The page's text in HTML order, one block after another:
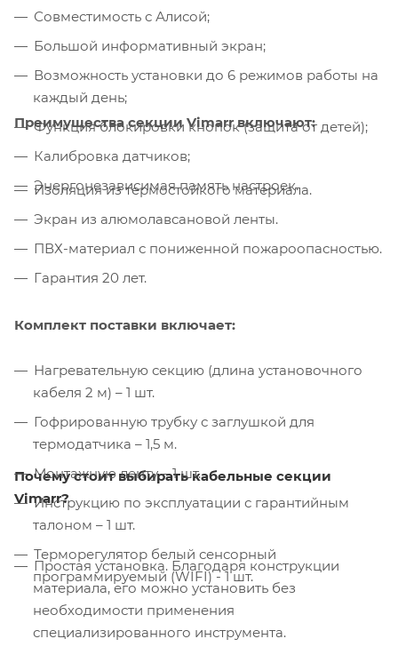
Совместимость с Алисой;
Большой информативный экран;
Возможность установки до 6 режимов работы на
каждый день;
Функция блокировки кнопок (защита от детей);
Калибровка датчиков;
Энергонезависимая память настроек.
Преимущества секции Vimarr включают:
Изоляция из термостойкого материала.
Экран из алюмолавсановой ленты.
ПВХ-материал с пониженной пожароопасностью.
Гарантия 20 лет.
Комплект поставки включает:
Нагревательную секцию (длина установочного
кабеля 2 м) – 1 шт.
Гофрированную трубку с заглушкой для
термодатчика – 1,5 м.
Монтажную ленту – 1 шт.
Инструкцию по эксплуатации с гарантийным
талоном – 1 шт.
Терморегулятор белый сенсорный
программируемый (WIFI) - 1 шт.
Почему стоит выбирать кабельные секции
Vimarr?
Простая установка. Благодаря конструкции
материала, его можно установить без
необходимости применения
специализированного инструмента.